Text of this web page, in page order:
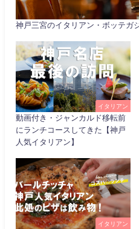
神戸三宮のイタリアン・ボッテガ
イタリアン
動画付き・ジャンカルド移転前
にランチコースしてきた【神戸
人気イタリアン】
イタリアン